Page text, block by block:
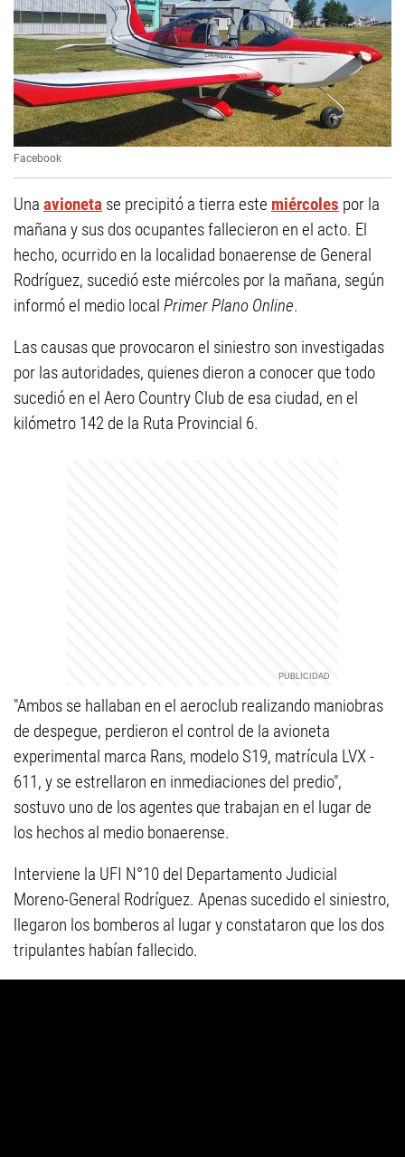
Facebook
Una avioneta se precipitó a tierra este miércoles por la
mañana y sus dos ocupantes fallecieron en el acto. El
hecho, ocurrido en la localidad bonaerense de General
Rodríguez, sucedió este miércoles por la mañana, según
informó el medio local Primer Plano Online.
Las causas que provocaron el siniestro son investigadas
por las autoridades, quienes dieron a conocer que todo
sucedió en el Aero Country Club de esa ciudad, en el
kilómetro 142 de la Ruta Provincial 6.
"Ambos se hallaban en el aeroclub realizando maniobras
de despegue, perdieron el control de la avioneta
experimental marca Rans, modelo S19, matrícula LVX -
611, y se estrellaron en inmediaciones del predio",
sostuvo uno de los agentes que trabajan en el lugar de
los hechos al medio bonaerense.
Interviene la UFI N°10 del Departamento Judicial
Moreno-General Rodríguez. Apenas sucedido el siniestro,
llegaron los bomberos al lugar y constataron que los dos
tripulantes habían fallecido.